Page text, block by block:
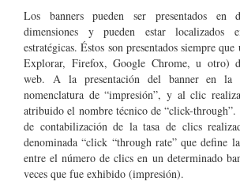
Los banners pueden ser presentados en
dimensiones y pueden estar localizados
estratégicas. Éstos son presentados siempre
Explorar, Firefox, Google Chrome, u otro)
web. A la presentación del banner en la
nomenclatura de “impresión”, y al clic
atribuido el nombre técnico de “click-through”.
de contabilización de la tasa de clics
denominada “click “through rate” que define
entre el número de clics en un determinado
veces que fue exhibido (impresión).